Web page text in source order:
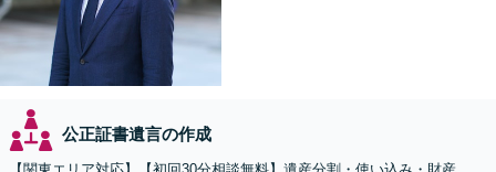
公正証書遺言の作成